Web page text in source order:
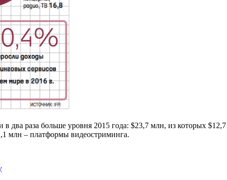
раза больше уровня 2015 года: $23,7 млн, из которых
млн – платформы видеостриминга.